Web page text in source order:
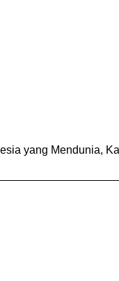
yang Mendunia,